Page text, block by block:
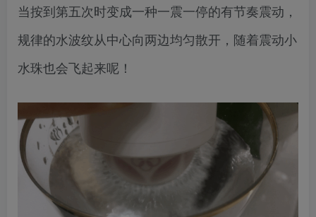
当按到第五次时变成一种一震一停的有节奏震动，
规律的水波纹从中心向两边均匀散开，随着震动小
水珠也会飞起来呢！